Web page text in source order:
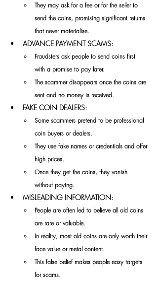
They may ask for a fee or for the seller to
send the coins, promising significant returns
that never materialise.
ADVANCE PAYMENT SCAMS:
Fraudsters ask people to send coins first
with a promise to pay later.
The scammer disappears once the coins are
sent and no money is received.
FAKE COIN DEALERS:
Some scammers pretend to be professional
coin buyers or dealers.
They use fake names or credentials and offer
high prices.
Once they get the coins, they vanish
without paying.
MISLEADING INFORMATION:
People are often led to believe all old coins
are rare or valuable.
In reality, most old coins are only worth their
face value or metal content.
This false belief makes people easy targets
for scams.